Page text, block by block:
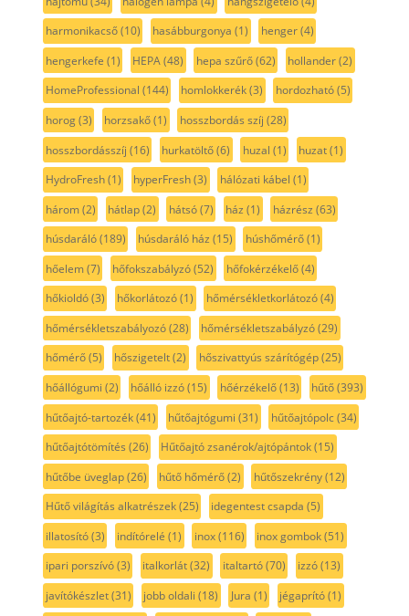
harmonikacső(10) hasábburgonya (1) henger(4)
hengerkefe (1) HEPA(48) hepa szűrő(62) hollander(2)
HomeProfessional (144) homlokkerék(3) hordozható(5)
horog(3) horzsakő(1) hosszbordás szíj (28)
hosszbordásszíj (16) hurkatöltő(6) huzal (1) huzat(1)
HydroFresh(1) hyperFresh(3) hálózati kábel (1)
három(2) hátlap(2) hátsó(7) ház (1) házrész (63)
húsdaráló(189) húsdaráló ház (15) húshőmérő(1)
hőelem(7) hőfokszabályzó(52) hőfokérzékelő(4)
hőkioldó(3) hőkorlátozó(1) hőmérsékletkorlátozó(4)
hőmérsékletszabályozó(28) hőmérsékletszabályzó(29)
hőmérő(5) hőszigetelt(2) hőszivattyús szárítógép(25)
hőállógumi (2) hőálló izzó(15) hőérzékelő(13) hűtő(393)
hűtőajtó-tartozék(41) hűtőajtógumi (31) hűtőajtópolc(34)
hűtőajtótömítés (26) Hűtőajtó zsanérok/ajtópántok(15)
hűtőbe üveglap(26) hűtő hőmérő(2) hűtőszekrény(12)
Hűtő világítás alkatrészek(25) idegentest csapda (5)
illatosító(3) indítórelé (1) inox(116) inox gombok(51)
ipari porszívó(3) italkorlát(32) italtartó(70) izzó(13)
javítókészlet(31) jobb oldali (18) Jura (1) jégaprító(1)